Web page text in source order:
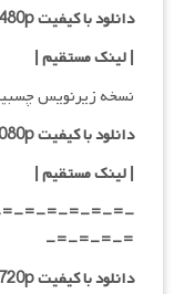
دانلود با کیفیت BluRay 480p ریلیز F2M
| لینک مستقیم|
نسخه زیرنویس
دانلود با کیفیت BluRay 1080p ریلیز F2M
|لینک مستقیم|
=-=-=-=-=-
=-=-=-=-
دانلود با کیفیت BluRay 720p ریلیز F2M